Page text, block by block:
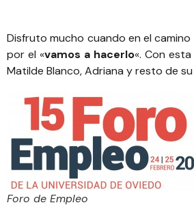
Disfruto mucho cuando en el
por el «vamos a hacerlo«. Con
Matilde Blanco, Adriana y resto de
Foro de Empleo